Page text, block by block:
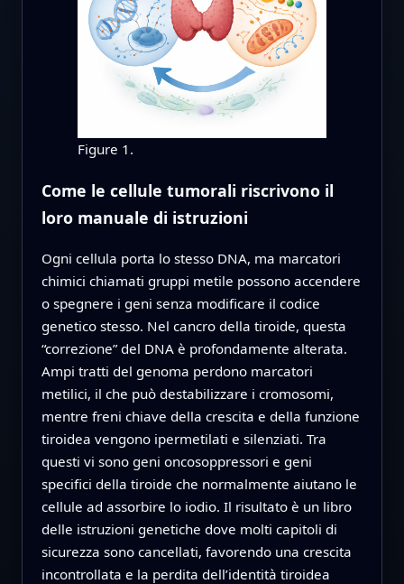
Figure 1.
Come le cellule tumorali riscrivono il
loro manuale di istruzioni
Ogni cellula porta lo stesso DNA, ma marcatori
chimici chiamati gruppi metile possono accendere
o spegnere i geni senza modificare il codice
genetico stesso. Nel cancro della tiroide, questa
“correzione” del DNA è profondamente alterata.
Ampi tratti del genoma perdono marcatori
metilici, il che può destabilizzare i cromosomi,
mentre freni chiave della crescita e della funzione
tiroidea vengono ipermetilati e silenziati. Tra
questi vi sono geni oncosoppressori e geni
specifici della tiroide che normalmente aiutano le
cellule ad assorbire lo iodio. Il risultato è un libro
delle istruzioni genetiche dove molti capitoli di
sicurezza sono cancellati, favorendo una crescita
incontrollata e la perdita dell’identità tiroidea